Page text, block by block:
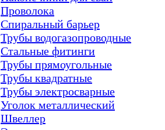
Проволока
Спиральный барьер
Трубы водогазопроводные
Стальные фитинги
Трубы прямоугольные
Трубы квадратные
Трубы электросварные
Уголок металлический
Швеллер